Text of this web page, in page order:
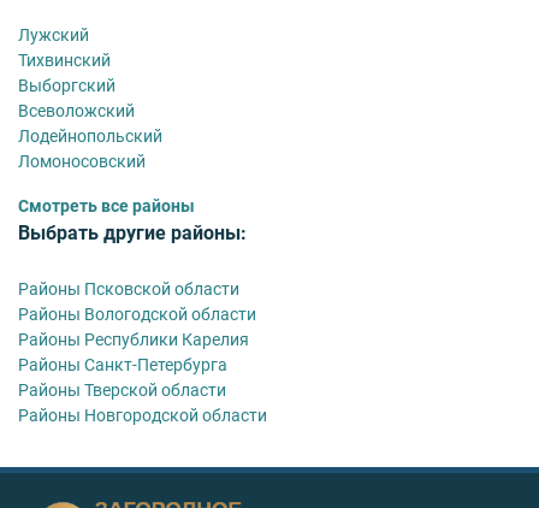
Лужский
Тихвинский
Выборгский
Всеволожский
Лодейнопольский
Ломоносовский
Смотреть все районы
Выбрать другие районы:
Районы Псковской области
Районы Вологодской области
Районы Республики Карелия
Районы Санкт-Петербурга
Районы Тверской области
Районы Новгородской области